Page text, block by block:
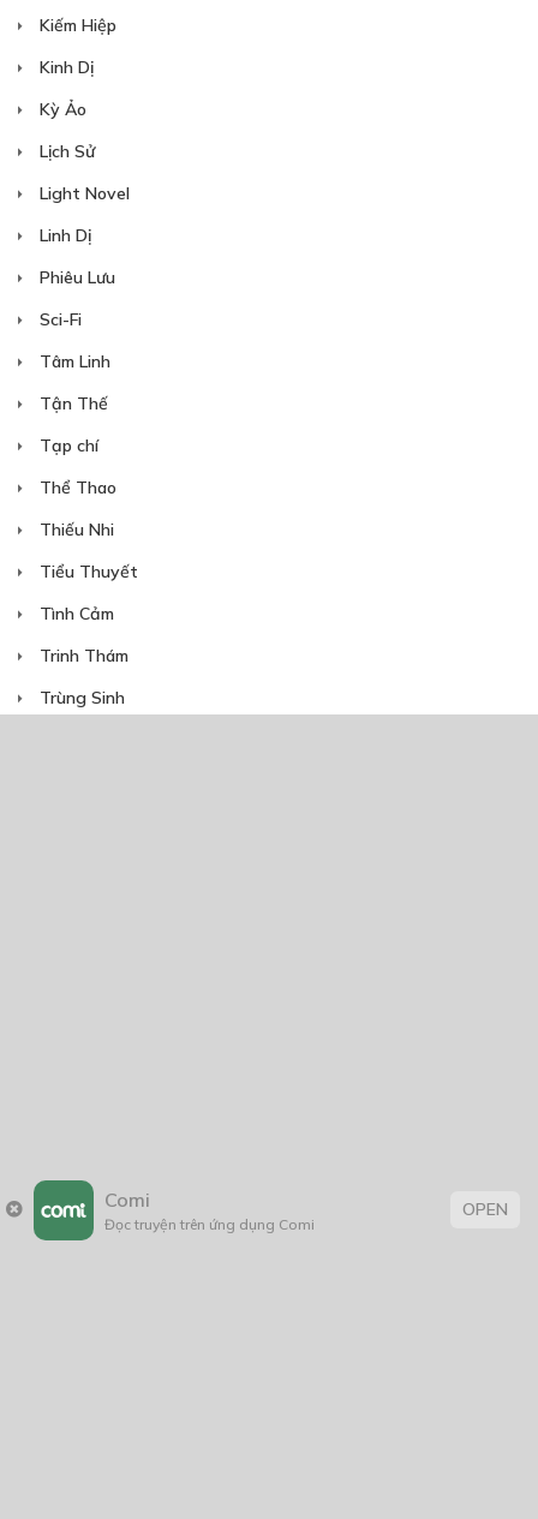
Kiếm Hiệp
Kinh Dị
Kỳ Ảo
Lịch Sử
Light Novel
Linh Dị
Phiêu Lưu
Sci-Fi
Tâm Linh
Tận Thế
Tạp chí
Thể Thao
Thiếu Nhi
Tiểu Thuyết
Tình Cảm
Trinh Thám
Trùng Sinh
Comi
Đọc truyện trên ứng dụng Comi
OPEN